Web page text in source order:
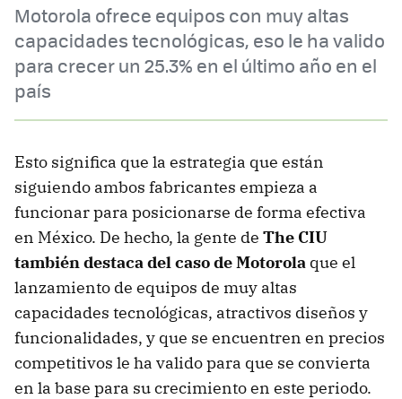
Motorola ofrece equipos con muy altas
capacidades tecnológicas, eso le ha valido
para crecer un 25.3% en el último año en el
país
Esto significa que la estrategia que están
siguiendo ambos fabricantes empieza a
funcionar para posicionarse de forma efectiva
en México. De hecho, la gente de The CIU
también destaca del caso de Motorola que el
lanzamiento de equipos de muy altas
capacidades tecnológicas, atractivos diseños y
funcionalidades, y que se encuentren en precios
competitivos le ha valido para que se convierta
en la base para su crecimiento en este periodo.